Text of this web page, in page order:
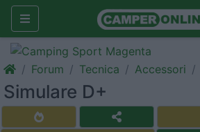
Forum Tecnica Accessori
Simulare D+